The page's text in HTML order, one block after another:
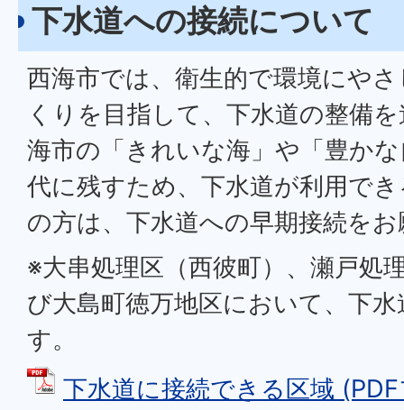
下水道への接続について
西海市では、衛生的で環境にや
くりを目指して、下水道の整備
海市の「きれいな海」や「豊か
代に残すため、下水道が利用で
の方は、下水道への早期接続を
※大串処理区（西彼町）、瀬戸処
び大島町徳万地区において、下
す。
下水道に接続できる区域